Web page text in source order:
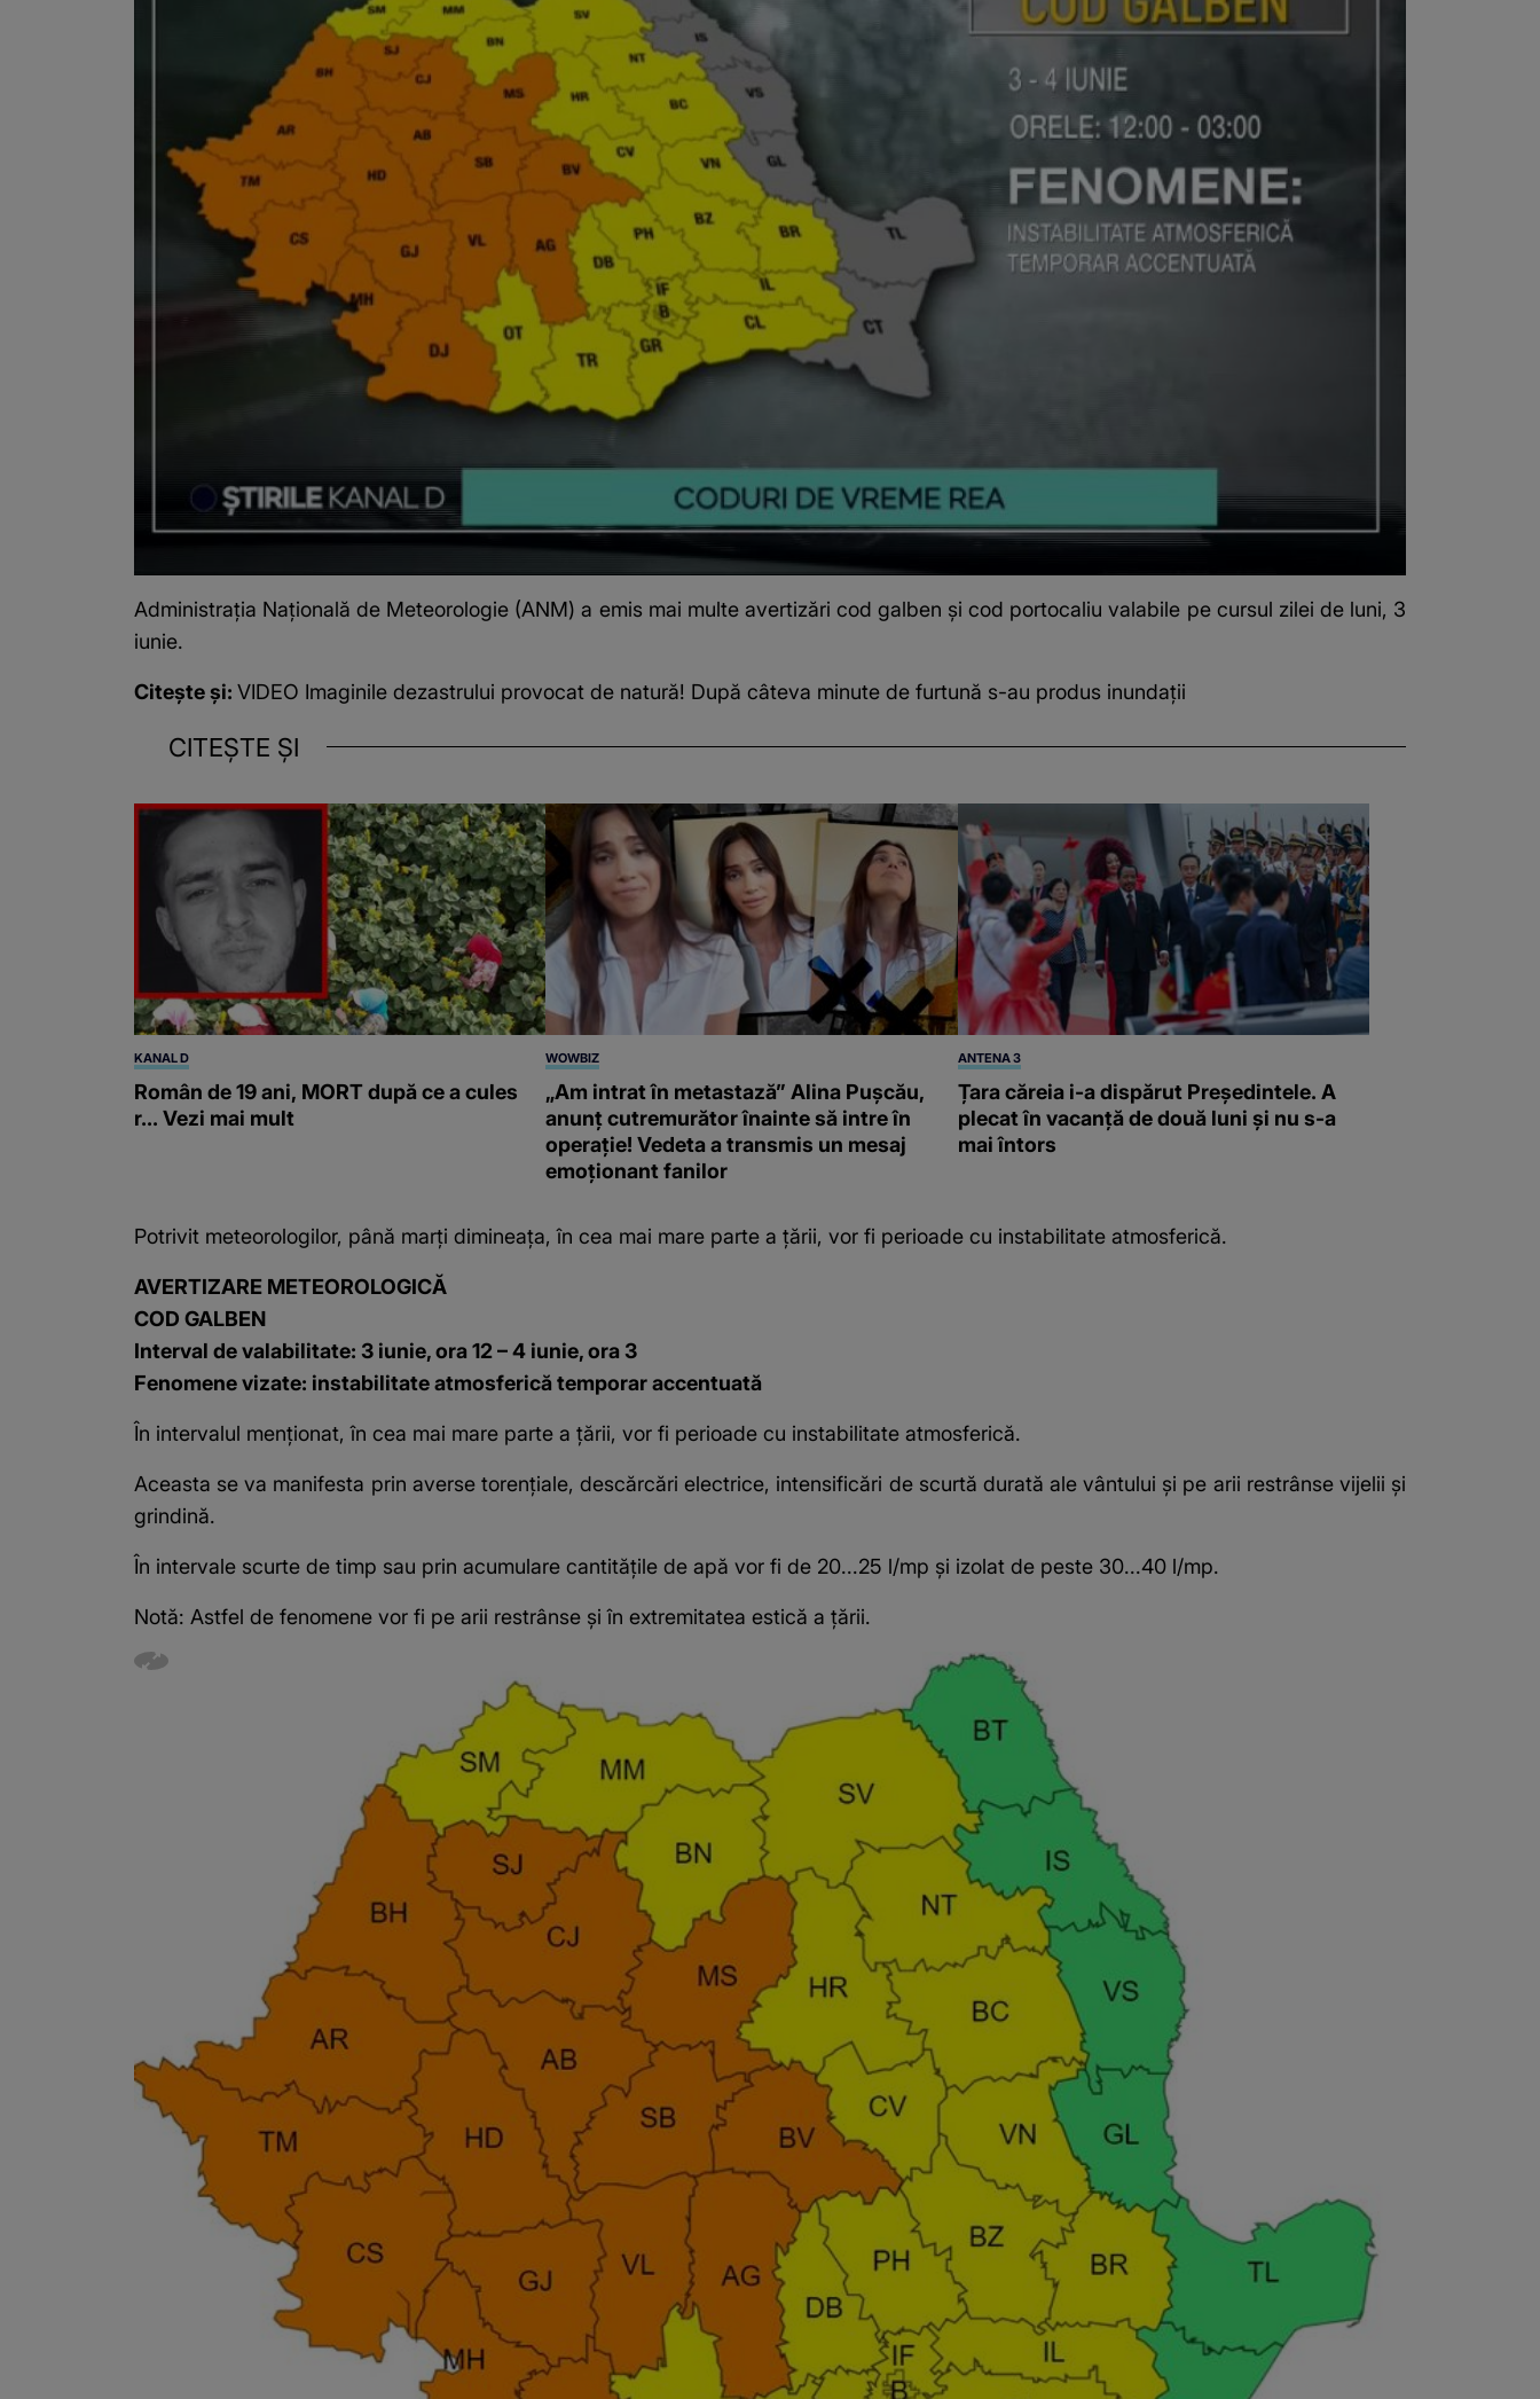
Administrația Națională de Meteorologie (ANM) a emis mai multe avertizări cod galben și cod portocaliu valabile pe cursul zilei de luni, 3
iunie.
Citește și: VIDEO Imaginile dezastrului provocat de natură! După câteva minute de furtună s-au produs inundații
CITEȘTE ȘI
KANAL D
Român de 19 ani, MORT după ce a cules
r... Vezi mai mult
WOWBIZ
„Am intrat în metastază” Alina Pușcău,
anunț cutremurător înainte să intre în
operație! Vedeta a transmis un mesaj
emoționant fanilor
ANTENA 3
Țara căreia i-a dispărut Președintele. A
plecat în vacanță de două luni și nu s-a
mai întors
Potrivit meteorologilor, până marți dimineața, în cea mai mare parte a țării, vor fi perioade cu instabilitate atmosferică.
AVERTIZARE METEOROLOGICĂ
COD GALBEN
Interval de valabilitate: 3 iunie, ora 12 – 4 iunie, ora 3
Fenomene vizate: instabilitate atmosferică temporar accentuată
În intervalul menționat, în cea mai mare parte a țării, vor fi perioade cu instabilitate atmosferică.
Aceasta se va manifesta prin averse torențiale, descărcări electrice, intensificări de scurtă durată ale vântului și pe arii restrânse vijelii și
grindină.
În intervale scurte de timp sau prin acumulare cantitățile de apă vor fi de 20...25 l/mp și izolat de peste 30...40 l/mp.
Notă: Astfel de fenomene vor fi pe arii restrânse și în extremitatea estică a țării.